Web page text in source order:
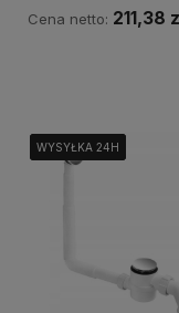
Cena netto: 211,38
WYSYŁKA 24H
WYSYŁKA 24H
WYSYŁKA 24H
WYSYŁKA 24H